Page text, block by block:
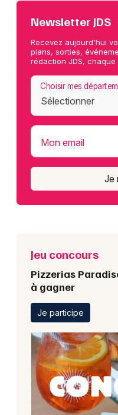
Newsletter JDS
Recevez aujourd'hui
plans, sorties,
rédaction JDS, chaque
Choisir mes
Mon email
Je
Jeu concours
Pizzerias
à gagner
Je participe